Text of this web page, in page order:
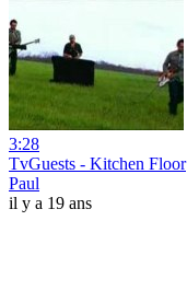
3:28
TvGuests - Kitchen Floor
Paul
il y a 19 ans